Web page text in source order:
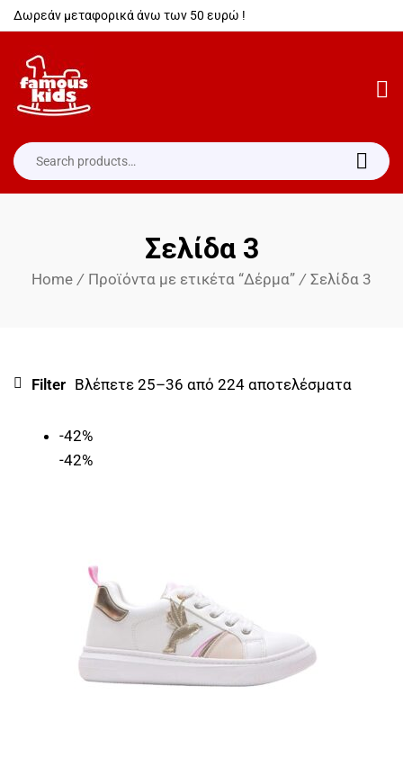
Δωρεάν μεταφορικά άνω των 50 ευρώ !
Σελίδα 3
Home / Προϊόντα με ετικέτα “Δέρμα” / Σελίδα 3
Filter Βλέπετε 25–36 από 224 αποτελέσματα
-42%
-42%